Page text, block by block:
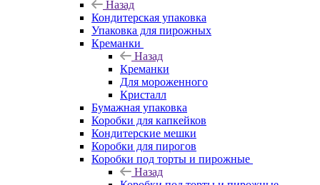
Назад
Кондитерская упаковка
Упаковка для пирожных
Креманки
Назад
Креманки
Для мороженного
Кристалл
Бумажная упаковка
Коробки для капкейков
Кондитерские мешки
Коробки для пирогов
Коробки под торты и пирожные
Назад